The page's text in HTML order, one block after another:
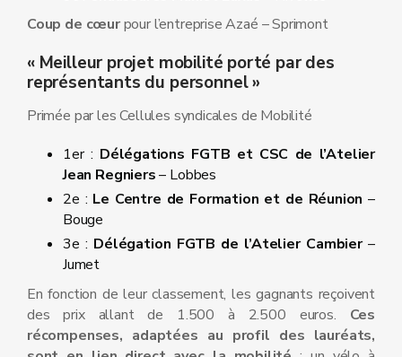
Coup de cœurpour l’entreprise Azaé – Sprimont
« Meilleur projet mobilité porté par des
représentants du personnel »
Primée par les Cellules syndicales de Mobilité
1er : Délégations FGTB et CSC de l’Atelier
Jean Regniers– Lobbes
2e : Le Centre de Formation et de Réunion –
Bouge
3e : Délégation FGTB de l’Atelier Cambier–
Jumet
En fonction de leur classement, les gagnants reçoivent
des prix allant de 1.500 à 2.500 euros. Ces
récompenses, adaptées au profil des lauréats,